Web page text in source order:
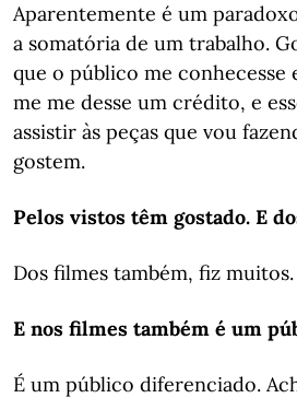
Aparentemente é um
a somatória de um trabalho.
que o público me conhecesse
me me desse um crédito, e
assistir às peças que vou
gostem.
Pelos vistos têm gostado. E
Dos filmes também, fiz muitos.
E nos filmes também é um
É um público diferenciado.